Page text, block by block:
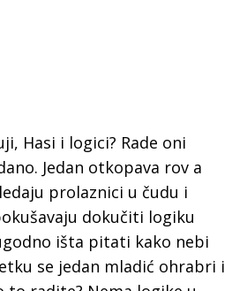
Hasi i logici? Rade oni
Jedan otkopava rov a
prolaznici u čudu i
dokučiti logiku
išta pitati kako nebi
se jedan mladić ohrabri i